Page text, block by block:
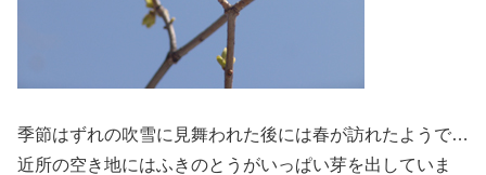
季節はずれの吹雪に見舞われた後には春が訪れたようで…
近所の空き地にはふきのとうがいっぱい芽を出していま